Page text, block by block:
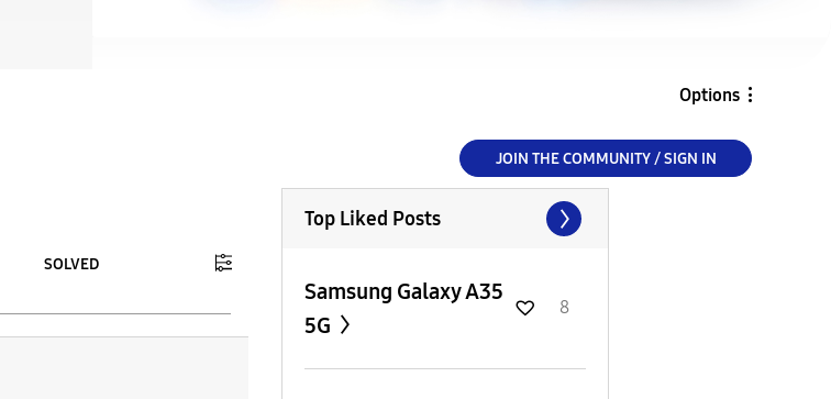
Options
JOIN THE COMMUNITY / SIGN IN
SOLVED
Top Liked Posts
Samsung Galaxy A35
5G
8